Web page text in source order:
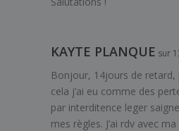
KAYTE PLANQUE sur
Bonjour, 14jours de retard,
cela j’ai eu comme des
par interditence leger
mes règles. J’ai rdv avec